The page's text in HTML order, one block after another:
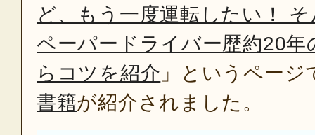
ど、もう一度運転したい！
ペーパードライバー歴約20年
らコツを紹介 」というペー
書籍が紹介されました。